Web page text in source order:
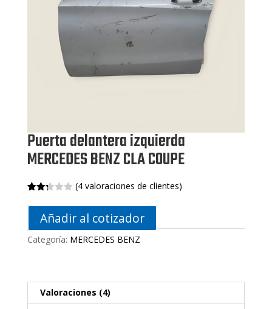
Puerta delantera izquierda
MERCEDES BENZ CLA COUPE
ado
2.25
de 5
en
es
client
(4 valoraciones de clientes)
Añadir al cotizador
Categoría: MERCEDES BENZ
Valoraciones (4)